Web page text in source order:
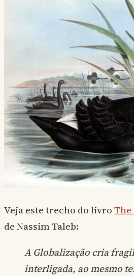
Veja este trecho do livroThe
de Nassim Taleb:
A Globalização cria
interligada, ao mesmo